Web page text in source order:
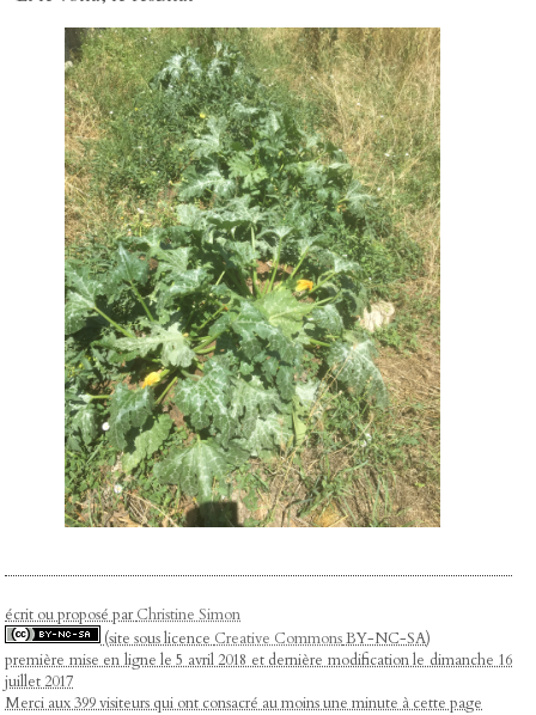
écrit ou proposé parChristine Simon
(site sous licence Creative CommonsBY-NC-SA)
première mise en ligne le 5 avril 2018 et dernière modification le dimanche 16
juillet 2017
Merci aux 399 visiteurs qui ont consacré au moins une minute à cette page